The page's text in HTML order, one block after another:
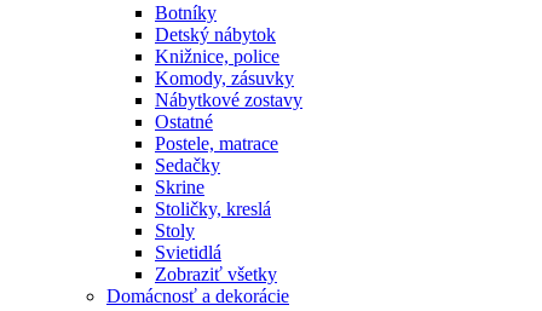
Botníky
Detský nábytok
Knižnice, police
Komody, zásuvky
Nábytkové zostavy
Ostatné
Postele, matrace
Sedačky
Skrine
Stoličky, kreslá
Stoly
Svietidlá
Zobraziť všetky
Domácnosť a dekorácie